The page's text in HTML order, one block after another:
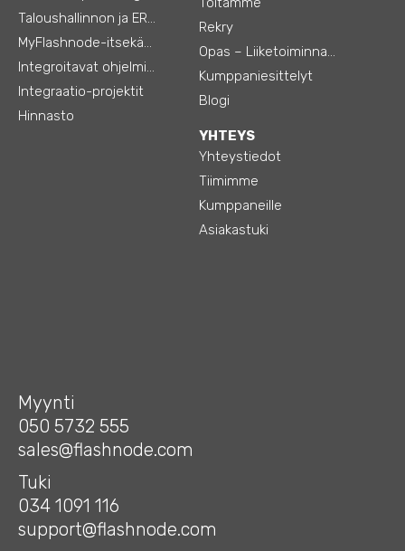
Taloushallinnon ja ERP:n integraatiot
MyFlashnode-itsekäyttö-automaatio
Integroitavat ohjelmistot
Integraatio-projektit
Hinnasto
Rekry
Opas – Liiketoiminnan tehostamiseen
Kumppaniesittelyt
Blogi
YHTEYS
Yhteystiedot
Tiimimme
Kumppaneille
Asiakastuki
Myynti
050 5732 555
sales@flashnode.com
Tuki
034 1091 116
support@flashnode.com